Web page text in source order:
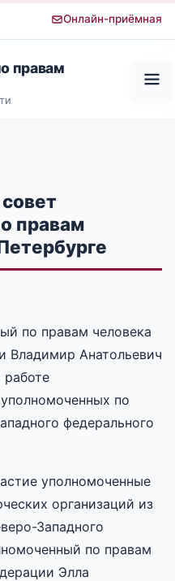
Онлайн-приёмная
правам
правам
по правам человека
Владимир Анатольевич
по
федерального
уполномоченные
организаций из
Западного
по правам
Элла